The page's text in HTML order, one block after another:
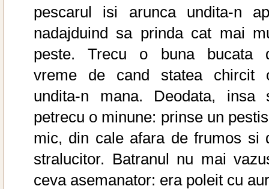
pescarul isi arunca undita-n
nadajduind sa prinda cat mai
peste. Trecu o buna bucata
vreme de cand statea chircit
undita-n mana. Deodata, insa
petrecu o minune: prinse un
mic, din cale afara de frumos si
stralucitor. Batranul nu mai
ceva asemanator: era poleit cu